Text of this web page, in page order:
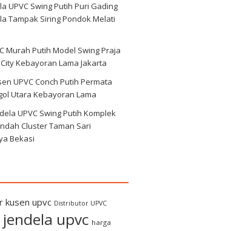
UPVC Swing Putih Puri Gading
Tampak Siring Pondok Melati
Murah Putih Model Swing Praja
Kebayoran Lama Jakarta
UPVC Conch Putih Permata
Utara Kebayoran Lama
UPVC Swing Putih Komplek
Cluster Taman Sari
Bekasi
kusen upvc Distributor UPVC
upvc harga